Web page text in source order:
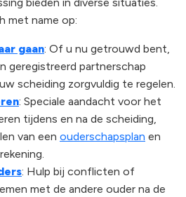
bieden in diverse situaties.
met name op:
gaan: Of u nu getrouwd bent,
geregistreerd partnerschap
scheiding zorgvuldig te regelen.
: Speciale aandacht voor het
tijdens en na de scheiding,
van een ouderschapsplan en
: Hulp bij conflicten of
met de andere ouder na de